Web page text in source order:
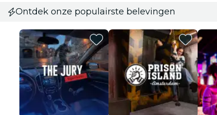
Ontdek onze populairste belevingen